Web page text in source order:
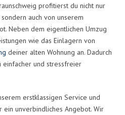
profitierst du nicht nur
auch von unserem
Neben dem eigentlichen Umzug
wie das Einlagern von
deiner alten Wohnung an. Dadurch
einfacher und stressfreier
erstklassigen Service und
ein unverbindliches Angebot. Wir